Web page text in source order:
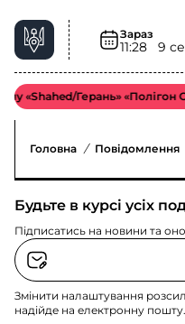
Зараз
11:28 9
«Shahed/Герань» «Полігон
Головна / Повідомлення
Будьте в курсі усіх
Підписатись на новини та
Змінити налаштування
надійде на електронну пошту.